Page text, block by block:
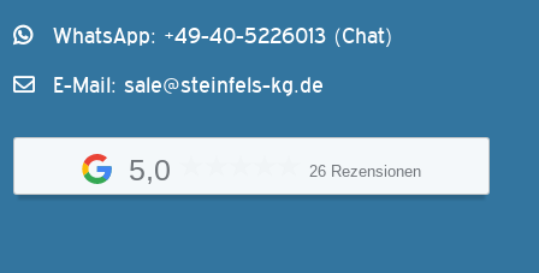
WhatsApp: +49-40-5226013 (Chat)
E-Mail: sale@steinfels-kg.de
5,0 26 Rezensionen